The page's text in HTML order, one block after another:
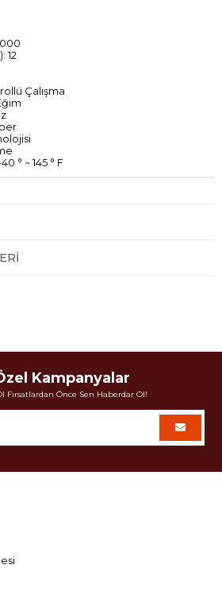
): 12
Çalışma
° ~ 145 ° F
Kampanyalar
Fırsatlardan Önce Sen Haberdar Ol!